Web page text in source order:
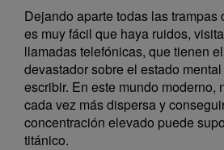
Dejando aparte todas las trampas
es muy fácil que haya ruidos,
llamadas telefónicas, que tienen
devastador sobre el estado
escribir. En este mundo moderno,
cada vez más dispersa y
concentración elevado puede
titánico.